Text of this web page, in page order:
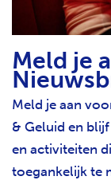
Meld je
Meld je aan
& Geluid en
en activiteiten
toegankelijk te